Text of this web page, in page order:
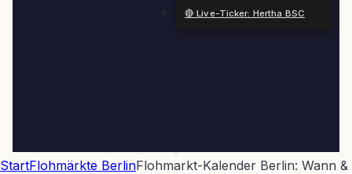
🔴 Live-Ticker: Hertha BSC
StartFlohmärkte BerlinFlohmarkt-Kalender Berlin: Wann &